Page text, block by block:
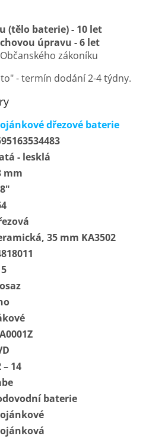
(tělo baterie) - 10 let
úpravu - 6 let
zákoníku
- termín dodání 2-4 týdny.
dřezové baterie
- lesklá
mm
35 mm KA3502
– 14
baterie